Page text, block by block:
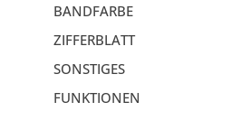
BANDFARBE
ZIFFERBLATT
SONSTIGES
FUNKTIONEN